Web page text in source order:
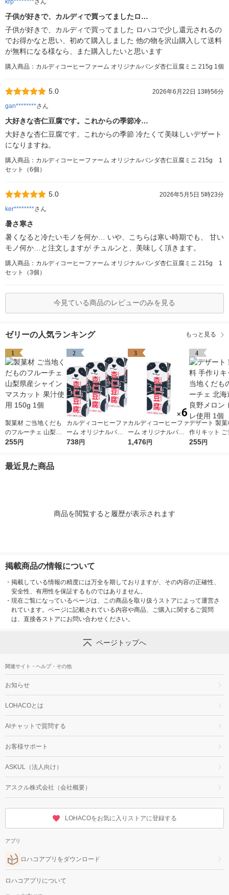
子供が好きで、カルディで買ってましたロ…
子供が好きで、カルディで買ってました ロハコで少し還元されるの
でお得かなと思い、初めて購入しました 他の物を沢山購入して送料
が無料になる様なら、また購入したいと思います
購入商品：カルディコーヒーファーム オリジナルパンダ杏仁豆腐ミニ 215g 1個
5.0
2026年6月22日 13時56分
gan********さん
大好きな杏仁豆腐です。これからの季節冷…
大好きな杏仁豆腐です。これからの季節 冷たくて美味しいデザート
になりますね。
購入商品：カルディコーヒーファーム オリジナルパンダ杏仁豆腐ミニ 215g 1
セット（6個）
5.0
2026年5月5日 5時23分
ker********さん
暑さ寒さ
暑くなると冷たいモノを何か… いや、こちらは寒い時期でも、 甘い
モノ何か…と注文しますが チュルンと、美味しく頂きます。
購入商品：カルディコーヒーファーム オリジナルパンダ杏仁豆腐ミニ 215g 1
セット（3個）
今見ている商品のレビューのみを見る
ゼリーの人気ランキング もっと見る
1
製菓材 ご当地くだも
のフルーチェ 山梨県
産シャインマスカット
255円
2
カルディコーヒーファ
ーム オリジナルパン
ダ杏仁豆腐ミニ 215g
738円
3
カルディコーヒーファ
ーム オリジナルパン
ダ杏仁豆腐ミニ 215g
1,476円
4
デザート 製菓
作りキット ご
だものフルー
255円
最近見た商品
商品を閲覧すると履歴が表示されます
掲載商品の情報について
・ 掲載している情報の精度には万全を期しておりますが、その内容の正確性、
安全性、有用性を保証するものではありません。
・ 現在ご覧になっているページは、この商品を取り扱うストアによって運営さ
れています。ページに記載されている内容や商品、ご購入に関するご質問
は、直接各ストアにお問い合わせください。
ページトップへ
関連サイト・ヘルプ・その他
お知らせ
LOHACOとは
AIチャットで質問する
お客様サポート
ASKUL（法人向け）
アスクル株式会社（会社概要）
LOHACOをお気に入りストアに登録する
アプリ
ロハコアプリをダウンロード
ロハコアプリについて